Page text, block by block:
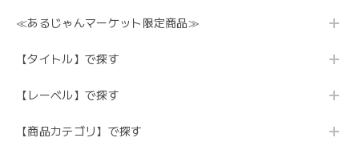
≪あるじゃんマーケット限定商品≫
【タイトル】で探す
【レーベル】で探す
【商品カテゴリ】で探す